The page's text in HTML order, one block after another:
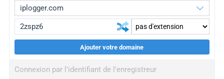
wl.gl
Ajouter votre domaine
Connexion par l'identifiant de l'enregistreur